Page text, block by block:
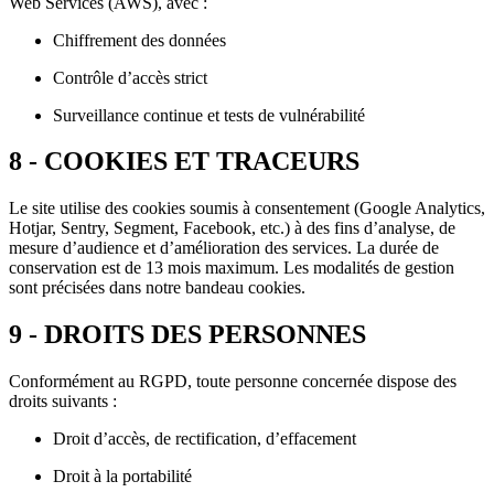
Chiffrement des données
Contrôle d’accès strict
Surveillance continue et tests de vulnérabilité
8 - COOKIES ET TRACEURS
Le site utilise des cookies soumis à consentement (Google Analytics,
Hotjar, Sentry, Segment, Facebook, etc.) à des fins d’analyse, de
mesure d’audience et d’amélioration des services. La durée de
conservation est de 13 mois maximum. Les modalités de gestion
sont précisées dans notre bandeau cookies.
9 - DROITS DES PERSONNES
Conformément au RGPD, toute personne concernée dispose des
droits suivants :
Droit d’accès, de rectification, d’effacement
Droit à la portabilité